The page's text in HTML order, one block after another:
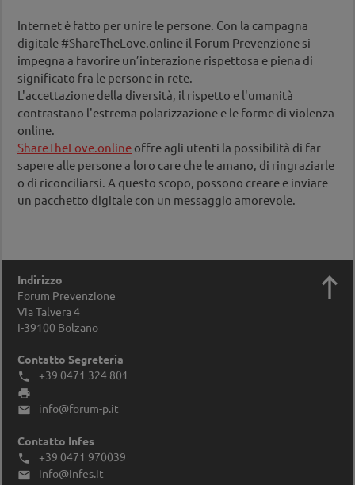
Internet è fatto per unire le persone. Con la campagna
digitale #ShareTheLove.online il Forum Prevenzione si
impegna a favorire un’interazione rispettosa e piena di
significato fra le persone in rete.
L'accettazione della diversità, il rispetto e l'umanità
contrastano l'estrema polarizzazione e le forme di violenza
online.
ShareTheLove.online offre agli utenti la possibilità di far
sapere alle persone a loro care che le amano, di ringraziarle
o di riconciliarsi. A questo scopo, possono creare e inviare
un pacchetto digitale con un messaggio amorevole.
Indirizzo
Forum Prevenzione
Via Talvera 4
I-39100 Bolzano
Contatto Segreteria
 +39 0471 324 801


info@forum-p.it
Contatto Infes
 +39 0471 970039
 info@infes.it
